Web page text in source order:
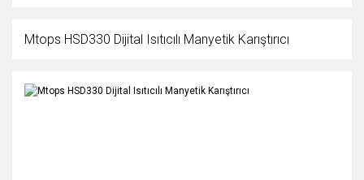
Mtops HSD330 Dijital Isıtıcılı Manyetik Karıştırıcı